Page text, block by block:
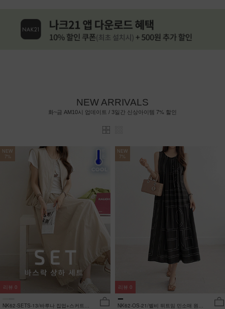
NEW ARRIVALS
화~금 AM10시 업데이트 / 3일간 신상아이템 7% 할인
NEW
7%
NK62-SETS-13/바루나 집업+스커트
리뷰 0
NEW
7%
NK62-OS-21/벨비 뒤트임 민소매 원피
리뷰 0